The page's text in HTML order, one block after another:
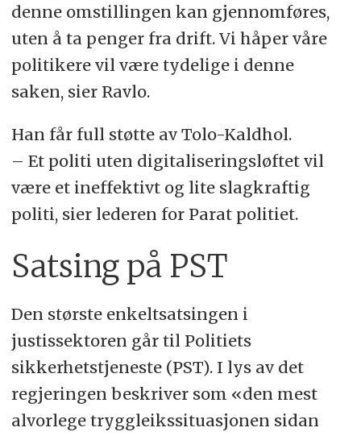
denne omstillingen kan gjennomføres,
uten å ta penger fra drift. Vi håper våre
politikere vil være tydelige i denne
saken, sier Ravlo.
Han får full støtte av Tolo-Kaldhol.
– Et politi uten digitaliseringsløftet vil
være et ineffektivt og lite slagkraftig
politi, sier lederen for Parat politiet.
Satsing på PST
Den største enkeltsatsingen i
justissektoren går til Politiets
sikkerhetstjeneste (PST). I lys av det
regjeringen beskriver som «den mest
alvorlege tryggleikssituasjonen sidan